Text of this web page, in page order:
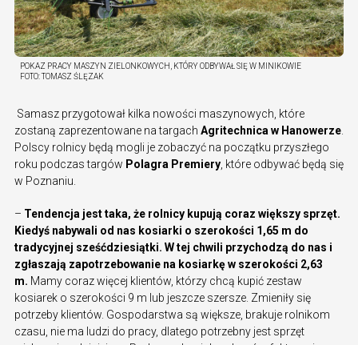
POKAZ PRACY MASZYN ZIELONKOWYCH, KTÓRY ODBYWAŁ SIĘ W MINIKOWIE
FOTO:TOMASZ ŚLĘZAK
Samasz przygotował kilka nowości maszynowych, które
zostaną zaprezentowane na targach Agritechnica w Hanowerze.
Polscy rolnicy będą mogli je zobaczyć na początku przyszłego
roku podczas targów Polagra Premiery, które odbywać będą się
w Poznaniu.
– Tendencja jest taka, że rolnicy kupują coraz większy sprzęt.
Kiedyś nabywali od nas kosiarki o szerokości 1,65 m do
tradycyjnej sześćdziesiątki. W tej chwili przychodzą do nas i
zgłaszają zapotrzebowanie na kosiarkę w szerokości 2,63
m. Mamy coraz więcej klientów, którzy chcą kupić zestaw
kosiarek o szerokości 9 m lub jeszcze szersze. Zmieniły się
potrzeby klientów. Gospodarstwa są większe, brakuje rolnikom
czasu, nie ma ludzi do pracy, dlatego potrzebny jest sprzęt